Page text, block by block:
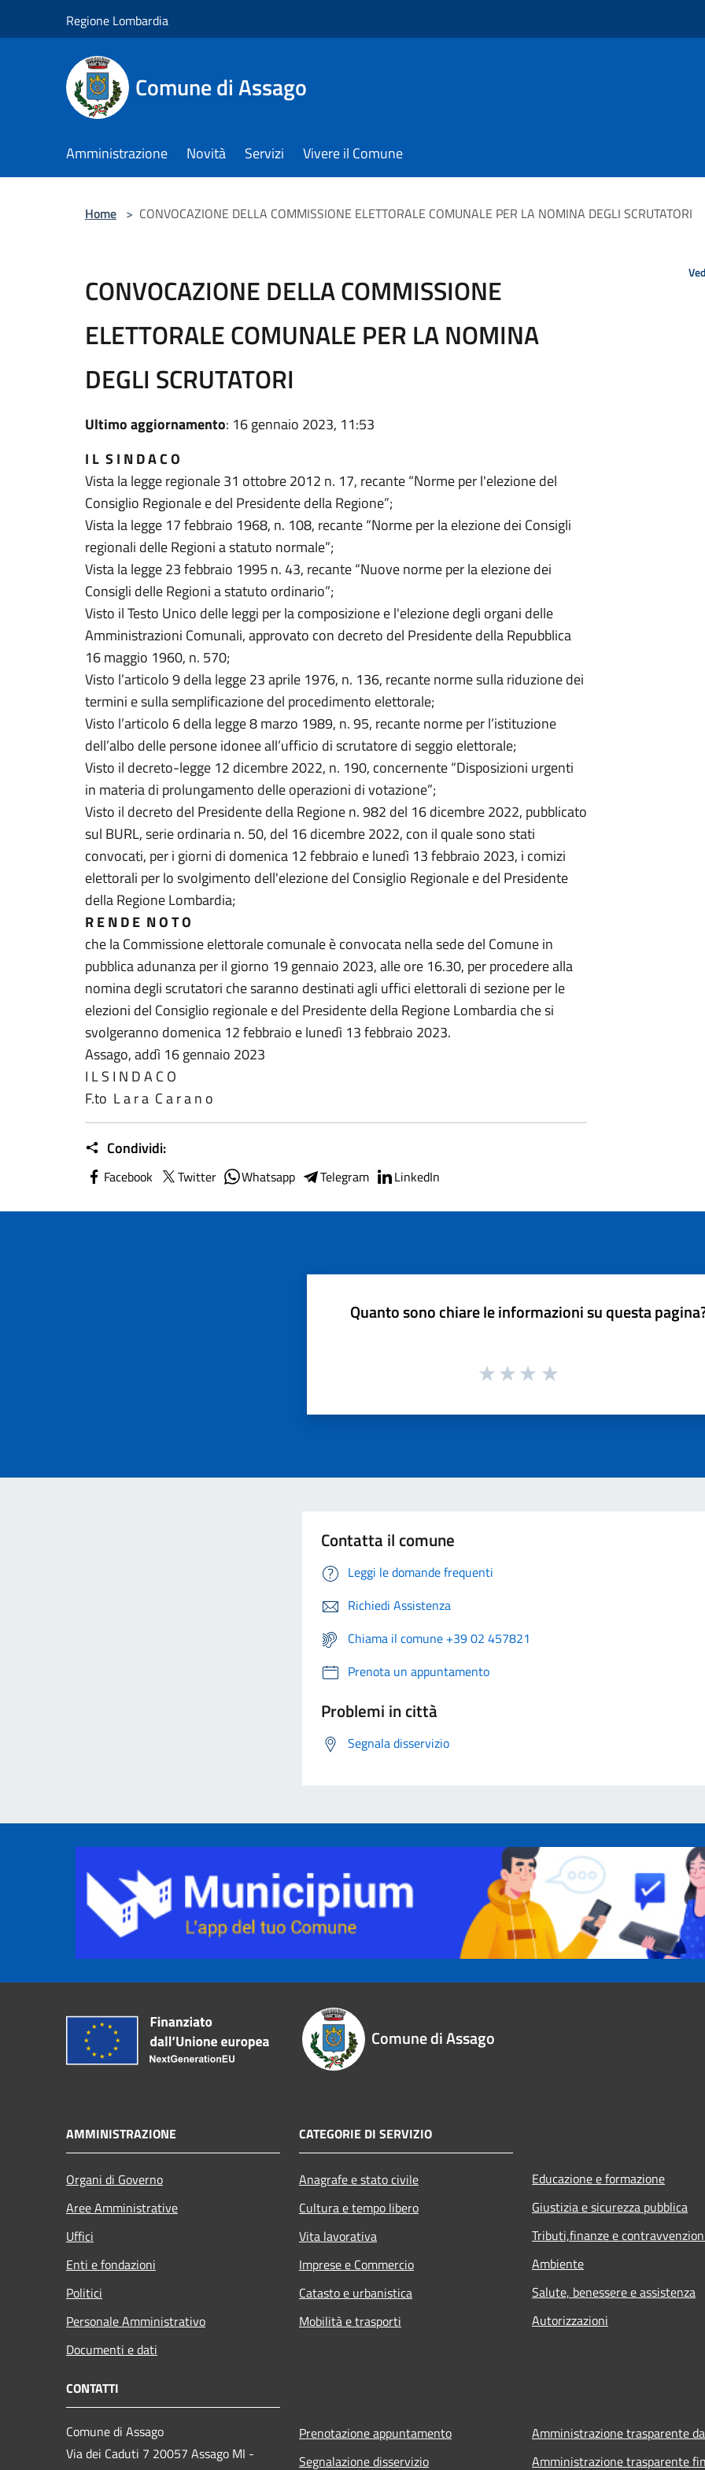
Regione Lombardia
Comune di Assago
Amministrazione Novità Servizi Vivere il Comune
Home > CONVOCAZIONE DELLA COMMISSIONE ELETTORALE COMUNALE PER LA NOMINA DEGLI SCRUTATORI
CONVOCAZIONE DELLA COMMISSIONE
ELETTORALE COMUNALE PER LA NOMINA
DEGLI SCRUTATORI
Ultimo aggiornamento: 16 gennaio 2023, 11:53
I L S I N D A C O
Vista la legge regionale 31 ottobre 2012 n. 17, recante “Norme per l'elezione del
Consiglio Regionale e del Presidente della Regione”;
Vista la legge 17 febbraio 1968, n. 108, recante “Norme per la elezione dei Consigli
regionali delle Regioni a statuto normale”;
Vista la legge 23 febbraio 1995 n. 43, recante “Nuove norme per la elezione dei
Consigli delle Regioni a statuto ordinario”;
Visto il Testo Unico delle leggi per la composizione e l'elezione degli organi delle
Amministrazioni Comunali, approvato con decreto del Presidente della Repubblica
16 maggio 1960, n. 570;
Visto l’articolo 9 della legge 23 aprile 1976, n. 136, recante norme sulla riduzione dei
termini e sulla semplificazione del procedimento elettorale;
Visto l’articolo 6 della legge 8 marzo 1989, n. 95, recante norme per l’istituzione
dell’albo delle persone idonee all’ufficio di scrutatore di seggio elettorale;
Visto il decreto-legge 12 dicembre 2022, n. 190, concernente “Disposizioni urgenti
in materia di prolungamento delle operazioni di votazione”;
Visto il decreto del Presidente della Regione n. 982 del 16 dicembre 2022, pubblicato
sul BURL, serie ordinaria n. 50, del 16 dicembre 2022, con il quale sono stati
convocati, per i giorni di domenica 12 febbraio e lunedì 13 febbraio 2023, i comizi
elettorali per lo svolgimento dell'elezione del Consiglio Regionale e del Presidente
della Regione Lombardia;
R E N D E N O T O
che la Commissione elettorale comunale è convocata nella sede del Comune in
pubblica adunanza per il giorno 19 gennaio 2023, alle ore 16.30, per procedere alla
nomina degli scrutatori che saranno destinati agli uffici elettorali di sezione per le
elezioni del Consiglio regionale e del Presidente della Regione Lombardia che si
svolgeranno domenica 12 febbraio e lunedì 13 febbraio 2023.
Assago, addì 16 gennaio 2023
I L S I N D A C O
F.to L a r a C a r a n o
Condividi:
Facebook Twitter Whatsapp Telegram LinkedIn
Quanto sono chiare le informazioni su questa
Contatta il comune
Leggi le domande frequenti
Richiedi Assistenza
Chiama il comune +39 02 457821
Prenota un appuntamento
Problemi in città
Segnala disservizio
Comune di Assago
AMMINISTRAZIONE
Organi di Governo
Aree Amministrative
Uffici
Enti e fondazioni
Politici
Personale Amministrativo
Documenti e dati
CATEGORIE DI SERVIZIO
Anagrafe e stato civile
Cultura e tempo libero
Vita lavorativa
Imprese e Commercio
Catasto e urbanistica
Mobilità e trasporti
Educazione e formazione
Giustizia e sicurezza pubblica
Tributi,finanze e
Ambiente
Salute, benessere e assistenza
Autorizzazioni
CONTATTI
Comune di Assago
Via dei Caduti 7 20057 Assago MI -
Prenotazione appuntamento
Segnalazione disservizio
Amministrazione trasparente
Amministrazione trasparente